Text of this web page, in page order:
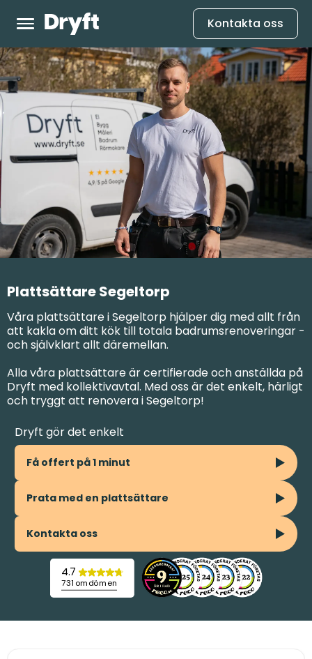
Kontakta oss
Plattsättare Segeltorp
Våra plattsättare i Segeltorp hjälper dig med allt från
att kakla om ditt kök till totala badrumsrenoveringar -
och självklart allt däremellan.
Alla våra plattsättare är certifierade och anställda på
Dryft med kollektivavtal. Med oss är det enkelt, härligt
och tryggt att renovera i Segeltorp!
Dryft gör det enkelt
Få offert på 1 minut
Prata med en plattsättare
Kontakta oss
4.7
731 omdömen